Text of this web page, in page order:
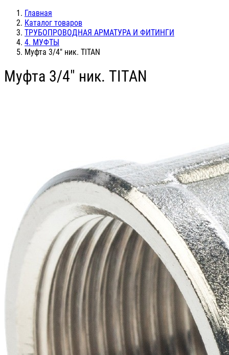
Главная
Каталог товаров
ТРУБОПРОВОДНАЯ АРМАТУРА И ФИТИНГИ
4. МУФТЫ
Муфта 3/4" ник. TITAN
Муфта 3/4" ник. TITAN